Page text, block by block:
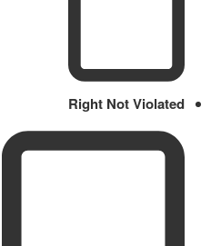
Right Not Violated